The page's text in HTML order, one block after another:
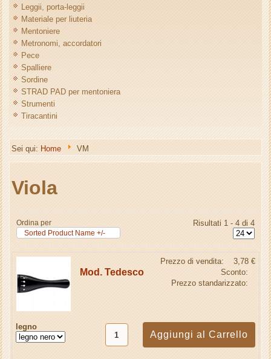
Leggii, porta-leggii
Materiale per liuteria
Mentoniere
Metronomi, accordatori
Pece
Spalliere
Sordine
STRAD PAD per mentoniera
Strumenti
Tiracantini
Sei qui: Home VM
Viola
Ordina per
Sorted Product Name +/-
Risultati 1 - 4 di 4
Mod. Tedesco
Prezzo di vendita:
3,78 €
Sconto:
Prezzo standarizzato:
legno